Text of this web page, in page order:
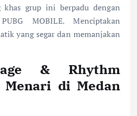
khas grup ini berpadu dengan
MOBILE. Menciptakan
yang segar dan memanjakan
& Rhythm
Menari di Medan